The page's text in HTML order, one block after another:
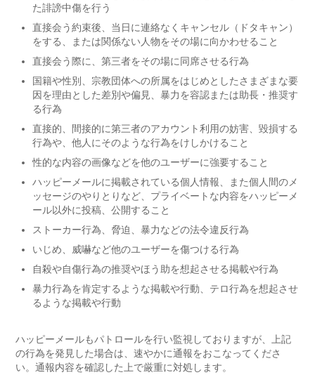
た誹謗中傷を行う
直接会う約束後、当日に連絡なくキャンセル（ドタキャン）
をする、または関係ない人物をその場に向かわせること
直接会う際に、第三者をその場に同席させる行為
国籍や性別、宗教団体への所属をはじめとしたさまざまな要
因を理由とした差別や偏見、暴力を容認または助長・推奨す
る行為
直接的、間接的に第三者のアカウント利用の妨害、毀損する
行為や、他人にそのような行為をけしかけること
性的な内容の画像などを他のユーザーに強要すること
ハッピーメールに掲載されている個人情報、また個人間のメ
ッセージのやりとりなど、プライベートな内容をハッピーメ
ール以外に投稿、公開すること
ストーカー行為、脅迫、暴力などの法令違反行為
いじめ、威嚇など他のユーザーを傷つける行為
自殺や自傷行為の推奨やほう助を想起させる掲載や行為
暴力行為を肯定するような掲載や行動、テロ行為を想起させ
るような掲載や行動
ハッピーメールもパトロールを行い監視しておりますが、上記
の行為を発見した場合は、速やかに通報をおこなってくださ
い。通報内容を確認した上で厳重に対処します。